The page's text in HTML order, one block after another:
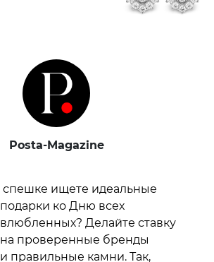
Posta-Magazine
спешке ищете идеальные
подарки ко Дню всех
влюбленных? Делайте ставку
на проверенные бренды
и правильные камни. Так,